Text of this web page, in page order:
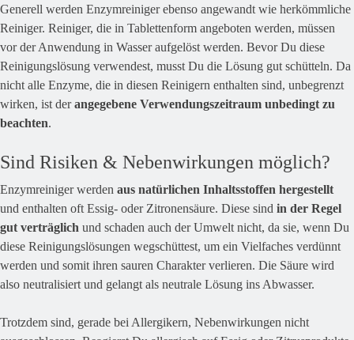
Generell werden Enzymreiniger ebenso angewandt wie herkömmliche
Reiniger. Reiniger, die in Tablettenform angeboten werden, müssen
vor der Anwendung in Wasser aufgelöst werden. Bevor Du diese
Reinigungslösung verwendest, musst Du die Lösung gut schütteln. Da
nicht alle Enzyme, die in diesen Reinigern enthalten sind, unbegrenzt
wirken, ist derangegebene Verwendungszeitraum unbedingt zu
beachten.
Sind Risiken & Nebenwirkungen möglich?
Enzymreiniger werden aus natürlichen Inhaltsstoffen hergestellt
und enthalten oft Essig- oder Zitronensäure. Diese sind in der Regel
gut verträglich und schaden auch der Umwelt nicht, da sie, wenn Du
diese Reinigungslösungen wegschüttest, um ein Vielfaches verdünnt
werden und somit ihren sauren Charakter verlieren. Die Säure wird
also neutralisiert und gelangt als neutrale Lösung ins Abwasser.
Trotzdem sind, gerade bei Allergikern, Nebenwirkungen nicht